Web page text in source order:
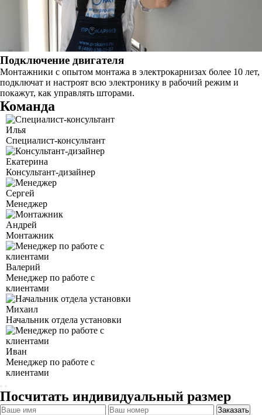
Подключение двигателя
Монтажники с опытом монтажа в электрокарнизах более 10 лет,
подключат и настроят всю электронику в рабочий режим и
покажут, как управлять шторами.
Команда
Илья
Специалист-консультант
Екатерина
Консультант-дизайнер
Сергей
Менеджер
Андрей
Монтажник
Валерий
Менеджер по работе с
клиентами
Михаил
Начальник отдела установки
Иван
Менеджер по работе с
клиентами
Посчитать индивидуальный размер
Заказать